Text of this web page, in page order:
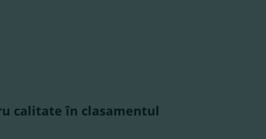
calitate în clasamentul